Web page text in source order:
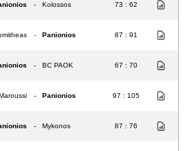
- Kolossos 73 : 62
- Panionios 87 : 91
- BC PAOK 67 : 70
- Panionios 97 : 105
- Mykonos 87 : 76